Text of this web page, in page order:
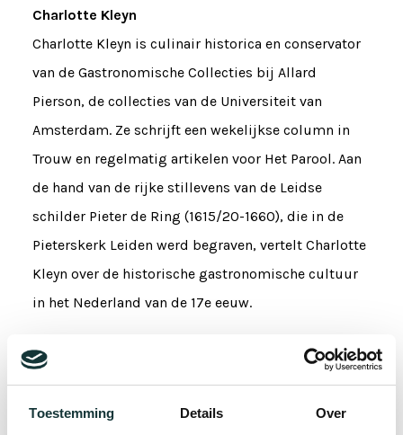
Toestemming Details Over
Charlotte Kleyn
Charlotte Kleyn is culinair historica en conservator
van de Gastronomische Collecties bij Allard
Pierson, de collecties van de Universiteit van
Amsterdam. Ze schrijft een wekelijkse column in
Trouw en regelmatig artikelen voor Het Parool. Aan
de hand van de rijke stillevens van de Leidse
schilder Pieter de Ring (1615/20-1660), die in de
Pieterskerk Leiden werd begraven, vertelt Charlotte
Kleyn over de historische gastronomische cultuur
in het Nederland van de 17e eeuw.
Kerkinterieurschilderijen van de Pieterskerk
Leiden in de museumcollectie
Jori Zijlmans